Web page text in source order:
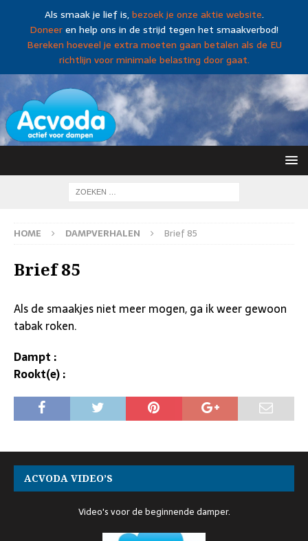
Als smaak je lief is,bezoek je onze aktie website.
Doneeren help ons in de strijd tegen het smaakverbod!
Bereken hoeveel je extra moeten gaan betalen als de EU
richtlijn voor minimale belasting door gaat.
HOME DAMPVERHALEN Brief 85
Brief 85
Als de smaakjes niet meer mogen, ga ik weer gewoon
tabak roken.
Dampt :
Rookt(e) :
ACVODA VIDEO’S
Video's voor de beginnende damper.